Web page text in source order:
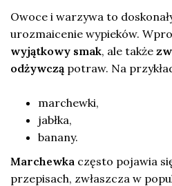
Owoce i warzywa to
urozmaicenie wypieków.
wyjątkowy smak, ale także
odżywczą potraw. Na
marchewki,
jabłka,
banany.
Marchewka często pojawia
przepisach, zwłaszcza w